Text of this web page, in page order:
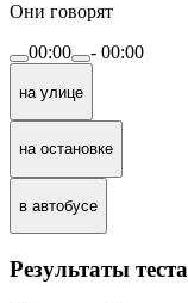
Они говорят
00:00
- 00:00
на улице
на остановке
в автобусе
Результаты теста